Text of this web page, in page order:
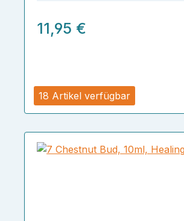
18 Artikel verfügbar
11,95 €